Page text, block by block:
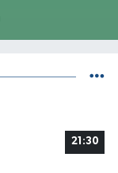
21:30